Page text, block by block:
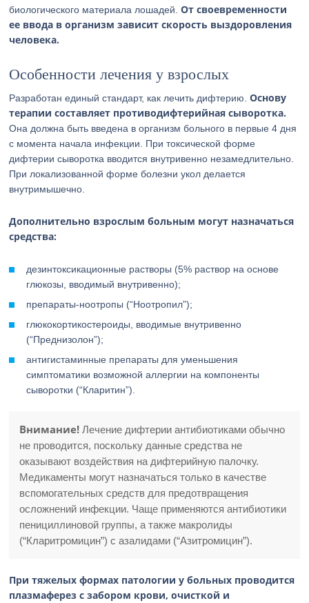
биологического материала лошадей.От своевременности
ее ввода в организм зависит скорость выздоровления
человека.
Особенности лечения у взрослых
Разработан единый стандарт, как лечить дифтерию.Основу
терапии составляет противодифтерийная сыворотка.
Она должна быть введена в организм больного в первые 4 дня
с момента начала инфекции. При токсической форме
дифтерии сыворотка вводится внутривенно незамедлительно.
При локализованной форме болезни укол делается
внутримышечно.
Дополнительно взрослым больным могут назначаться
средства:
дезинтоксикационные растворы (5% раствор на основе
глюкозы, вводимый внутривенно);
препараты-ноотропы (“Ноотропил”);
глюкокортикостероиды, вводимые внутривенно
(“Преднизолон”);
антигистаминные препараты для уменьшения
симптоматики возможной аллергии на компоненты
сыворотки (“Кларитин”).
Внимание! Лечение дифтерии антибиотиками обычно
не проводится, поскольку данные средства не
оказывают воздействия на дифтерийную палочку.
Медикаменты могут назначаться только в качестве
вспомогательных средств для предотвращения
осложнений инфекции. Чаще применяются антибиотики
пенициллиновой группы, а также макролиды
(“Кларитромицин”) с азалидами (“Азитромицин”).
При тяжелых формах патологии у больных проводится
плазмаферез с забором крови, очисткой и